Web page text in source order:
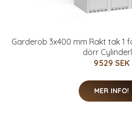
Garderob 3x400 mm Rakt tak 1
dörr
9529 SEK
MER INFO!